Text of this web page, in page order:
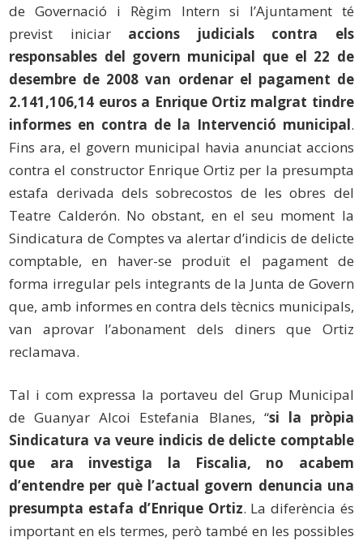
de Governació i Règim Intern si l’Ajuntament té
previst iniciar accions judicials contra els
responsables del govern municipal que el 22 de
desembre de 2008 van ordenar el pagament de
2.141,106,14 euros a Enrique Ortiz malgrat tindre
informes en contra de la Intervenció municipal.
Fins ara, el govern municipal havia anunciat accions
contra el constructor Enrique Ortiz per la presumpta
estafa derivada dels sobrecostos de les obres del
Teatre Calderón. No obstant, en el seu moment la
Sindicatura de Comptes va alertar d’indicis de delicte
comptable, en haver-se produït el pagament de
forma irregular pels integrants de la Junta de Govern
que, amb informes en contra dels tècnics municipals,
van aprovar l’abonament dels diners que Ortiz
reclamava.
Tal i com expressa la portaveu del Grup Municipal
de Guanyar Alcoi Estefania Blanes, “si la pròpia
Sindicatura va veure indicis de delicte comptable
que ara investiga la Fiscalia, no acabem
d’entendre per què l’actual govern denuncia una
presumpta estafa d’Enrique Ortiz. La diferència és
important en els termes, però també en les possibles